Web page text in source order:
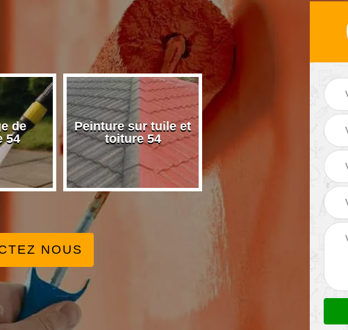
de
54
Peinture sur tuile et
toiture 54
Peintre intérieur 54
NOUS